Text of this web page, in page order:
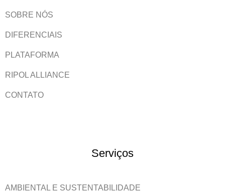
SOBRE NÓS
DIFERENCIAIS
PLATAFORMA
RIPOL ALLIANCE
CONTATO
Serviços
AMBIENTAL E SUSTENTABILIDADE